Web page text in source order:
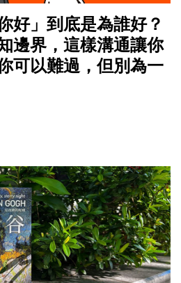
好」到底是為誰好？
邊界，這樣溝通讓你
以難過，但別為一